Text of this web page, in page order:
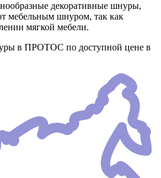
декоративные шнуры,
мебельным шнуром, так как
мягкой мебели.
в ПРОТОС по доступной цене в